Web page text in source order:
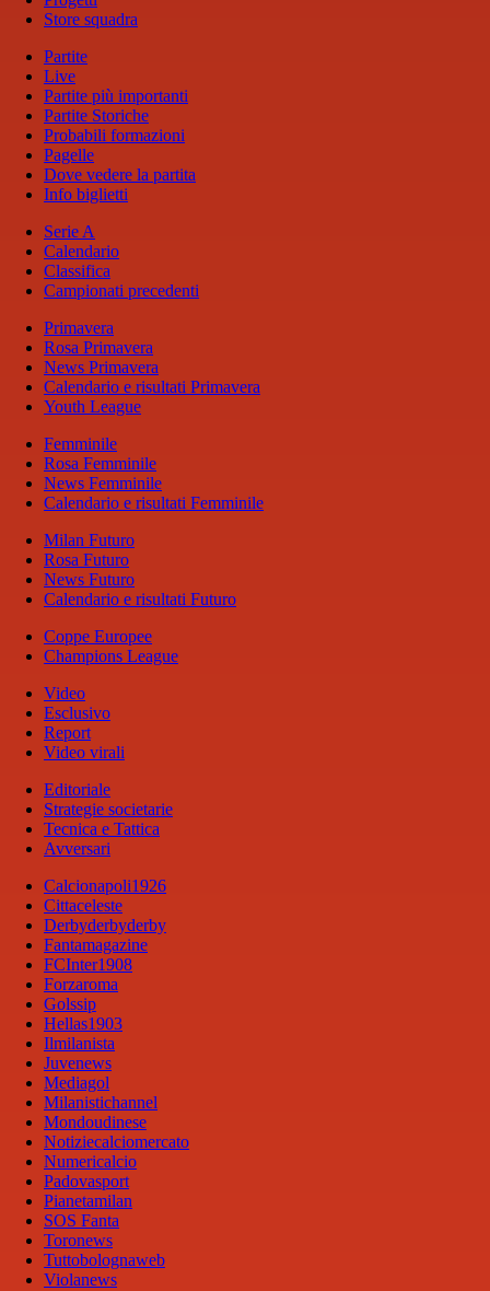
Store squadra
Partite
Live
Partite più importanti
Partite Storiche
Probabili formazioni
Pagelle
Dove vedere la partita
Info biglietti
Serie A
Calendario
Classifica
Campionati precedenti
Primavera
Rosa Primavera
News Primavera
Calendario e risultati Primavera
Youth League
Femminile
Rosa Femminile
News Femminile
Calendario e risultati Femminile
Milan Futuro
Rosa Futuro
News Futuro
Calendario e risultati Futuro
Coppe Europee
Champions League
Video
Esclusivo
Report
Video virali
Editoriale
Strategie societarie
Tecnica e Tattica
Avversari
Calcionapoli1926
Cittaceleste
Derbyderbyderby
Fantamagazine
FCInter1908
Forzaroma
Golssip
Hellas1903
Ilmilanista
Juvenews
Mediagol
Milanistichannel
Mondoudinese
Notiziecalciomercato
Numericalcio
Padovasport
Pianetamilan
SOS Fanta
Toronews
Tuttobolognaweb
Violanews